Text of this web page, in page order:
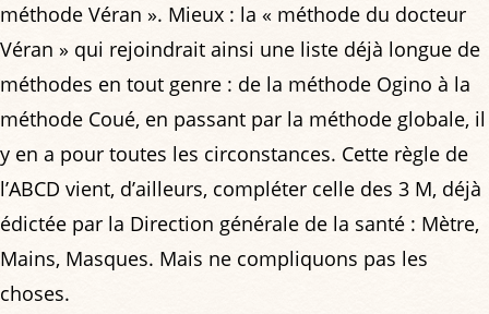
méthode Véran ». Mieux : la « méthode du docteur
Véran » qui rejoindrait ainsi une liste déjà longue de
méthodes en tout genre : de la méthode Ogino à la
méthode Coué, en passant par la méthode globale, il
y en a pour toutes les circonstances. Cette règle de
l’ABCD vient, d’ailleurs, compléter celle des 3 M, déjà
édictée par la Direction générale de la santé : Mètre,
Mains, Masques. Mais ne compliquons pas les
choses.